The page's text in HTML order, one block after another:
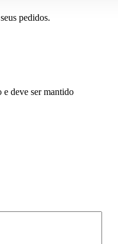
pedidos.
e deve ser mantido